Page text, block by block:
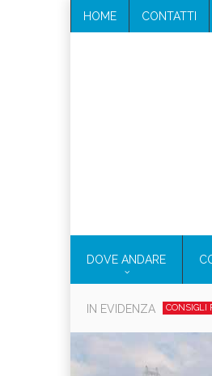
HOME CONTATTI
DOVE ANDARE
IN EVIDENZA CONSIGLI